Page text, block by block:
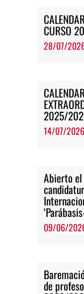
CURSO
28/07/
2025/
14/07/2026
Abierto el
09/06/
de